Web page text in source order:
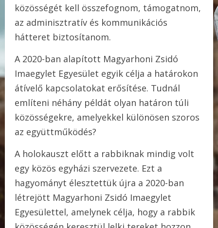
közösségét kell összefognom, támogatnom,
az adminisztratív és kommunikációs
hátteret biztosítanom.
A 2020-ban alapított Magyarhoni Zsidó
Imaegylet Egyesület egyik célja a határokon
átívelő kapcsolatokat erősítése. Tudnál
említeni néhány példát olyan határon túli
közösségekre, amelyekkel különösen szoros
az együttműködés?
A holokauszt előtt a rabbiknak mindig volt
egy közös egyházi szervezete. Ezt a
hagyományt élesztettük újra a 2020-ban
létrejött Magyarhoni Zsidó Imaegylet
Egyesülettel, amelynek célja, hogy a rabbik